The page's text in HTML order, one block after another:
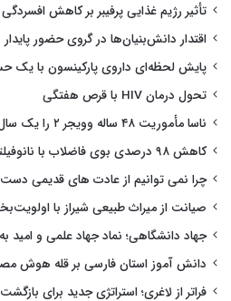
تأثیر رژیم غذایی پرفیبر بر کاهش افسردگی
اقتدار دانش‌بنیان‌ها در گروی حضور پایدار
پایش لحظه‌ای داروی پارکینسون با یک
تحول درمان HIV با قرص هفتگی
ناسا مأموریت ۴۸ ساله وویجر ۲ را یک سال دیگر تمدید کرد
کاهش ۹۸ درصدی بوی فاضلاب با نانوفیلتر ایرانی
چرا نمی توانیم از عادت های قدیمی دست
صیانت از میراث طبیعی شیراز با
جهاد دانشگاهی؛ نماد جهاد علمی و امید
دانش آموز استان فارسی بر قله هوش
فراتر از لاغری؛ استراتژی جدید برای